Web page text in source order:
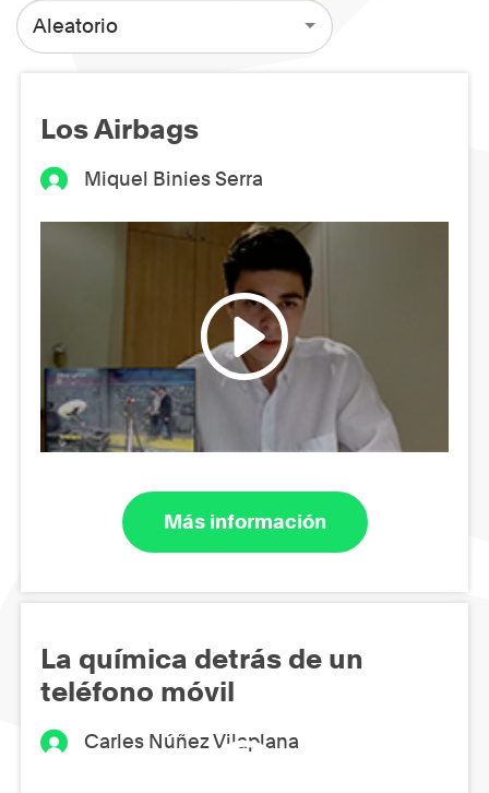
Aleatorio
Los Airbags
Miquel Binies Serra
Más información
La química detrás de un
teléfono móvil
Carles Núñez Vilaplana